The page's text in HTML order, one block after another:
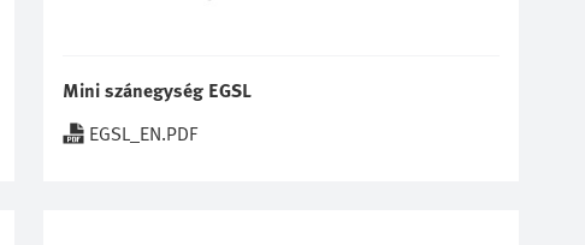
Mini szánegység EGSL
EGSL_EN.PDF